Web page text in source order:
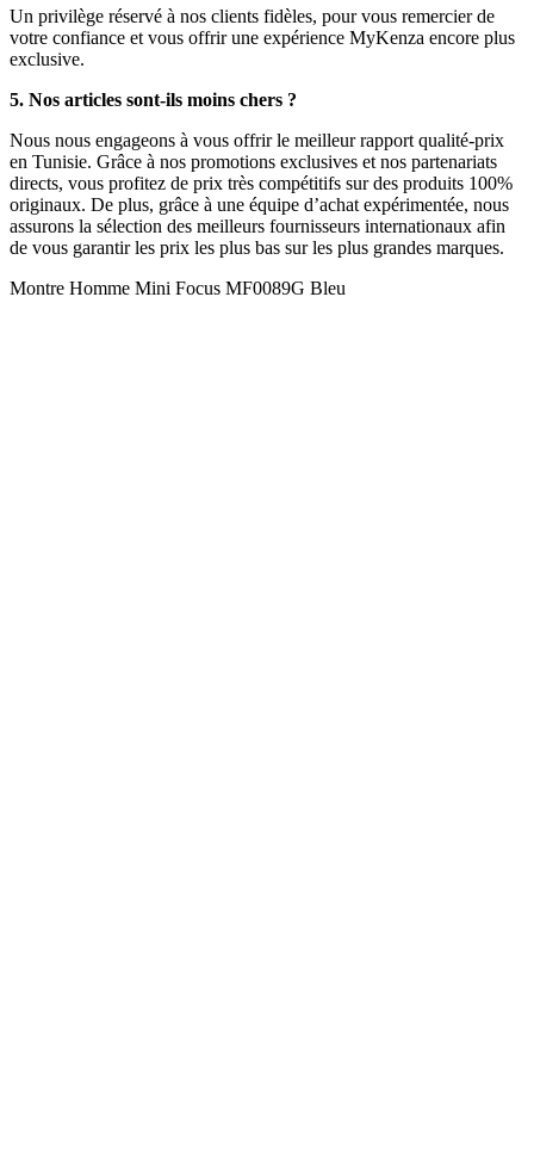
Un privilège réservé à nos clients fidèles, pour vous remercier de
votre confiance et vous offrir une expérience MyKenza encore plus
exclusive.
5. Nos articles sont-ils moins chers ?
Nous nous engageons à vous offrir le meilleur rapport qualité-prix
en Tunisie. Grâce à nos promotions exclusives et nos partenariats
directs, vous profitez de prix très compétitifs sur des produits 100%
originaux. De plus, grâce à une équipe d’achat expérimentée, nous
assurons la sélection des meilleurs fournisseurs internationaux afin
de vous garantir les prix les plus bas sur les plus grandes marques.
Montre Homme Mini Focus MF0089G Bleu